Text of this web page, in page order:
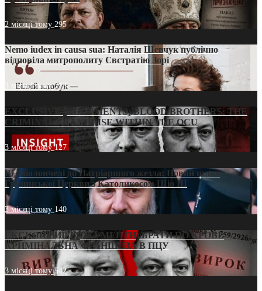
2 місяці тому 295
Nemo iudex in causa sua: Наталія Шевчук публічно
відповіла митрополиту Євстратію Зорі
3 місяці тому213
EXCLUSIVE (DOCUMENTS)/BLOOD BROTHERS: THE
CRIMINAL FRANCHISE WITHIN THE OCU
3 місяці тому127
Від віолончелі до Патріаршого жезла: Новий шлях
Грузинської Церкви з Католикосом Шіо III
3 місяці тому 140
ЕКСКЛЮЗИВ (ДОКУМЕНТИ)/БРАТИ ПО КРОВІ:
КРИМІНАЛЬНА ФРАНШИЗА В ПЦУ
3 місяці тому542